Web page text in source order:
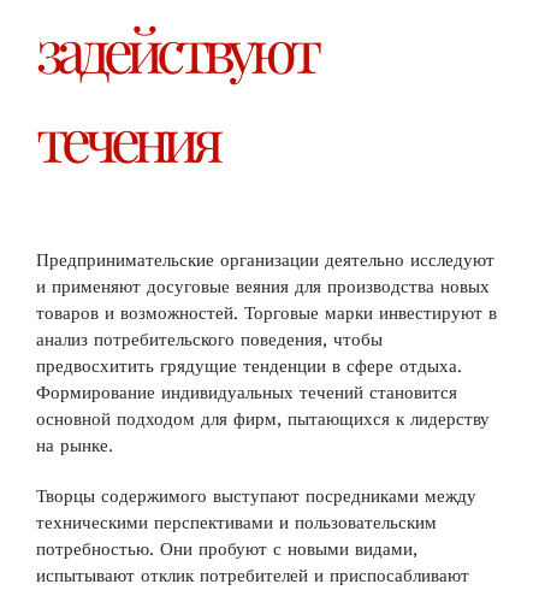
задействуют
течения
Предпринимательские организации деятельно исследуют
и применяют досуговые веяния для производства новых
товаров и возможностей. Торговые марки инвестируют в
анализ потребительского поведения, чтобы
предвосхитить грядущие тенденции в сфере отдыха.
Формирование индивидуальных течений становится
основной подходом для фирм, пытающихся к лидерству
на рынке.
Творцы содержимого выступают посредниками между
техническими перспективами и пользовательским
потребностью. Они пробуют с новыми видами,
испытывают отклик потребителей и приспосабливают